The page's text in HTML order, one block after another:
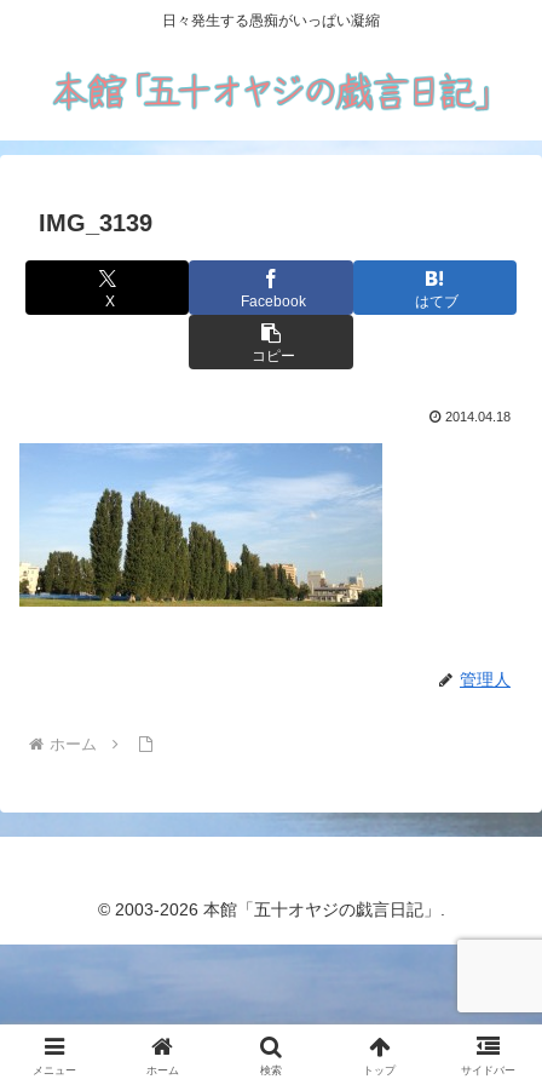
日々発生する愚痴がいっぱい凝縮
IMG_3139
X Facebook はてブ
コピー
2014.04.18
管理人
ホーム
© 2003-2026 本館「五十オヤジの戯言日記」.
メニュー ホーム 検索 トップ サイドバー